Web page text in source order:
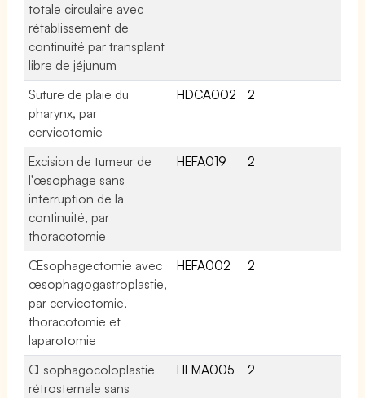
totale circulaire avec
rétablissement de
continuité par transplant
libre de jéjunum
Suture de plaie du
pharynx, par
cervicotomie
HDCA002 2
Excision de tumeur de
l'œsophage sans
interruption de la
continuité, par
thoracotomie
HEFA019 2
Œsophagectomie avec
œsophagogastroplastie,
par cervicotomie,
thoracotomie et
laparotomie
HEFA002 2
Œsophagocoloplastie
rétrosternale sans
HEMA005 2